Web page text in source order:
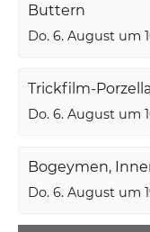
Buttern
Do. 6. August um
Trickfilm-
Do. 6. August um
Bogeymen,
Do. 6. August um